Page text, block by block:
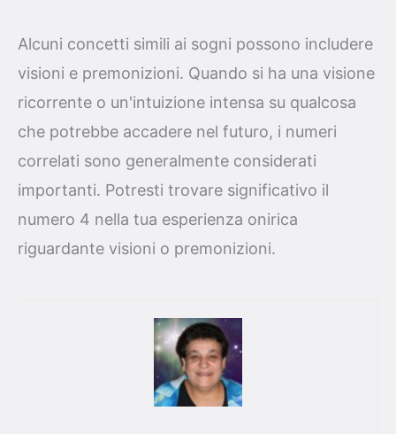
Alcuni concetti simili ai sogni possono includere
visioni e premonizioni. Quando si ha una visione
ricorrente o un'intuizione intensa su qualcosa
che potrebbe accadere nel futuro, i numeri
correlati sono generalmente considerati
importanti. Potresti trovare significativo il
numero 4 nella tua esperienza onirica
riguardante visioni o premonizioni.